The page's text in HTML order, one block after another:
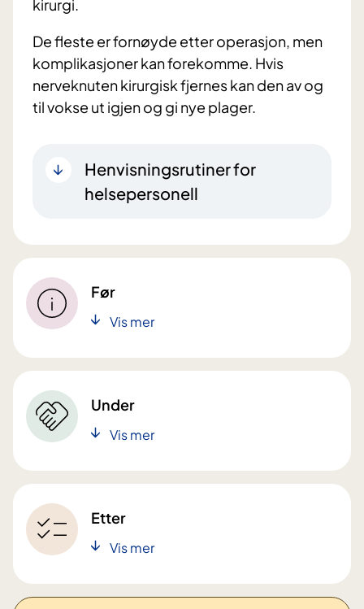
kirurgi.
De fleste er fornøyde etter operasjon, men
komplikasjoner kan forekomme. Hvis
nerveknuten kirurgisk fjernes kan den av og
til vokse ut igjen og gi nye plager.
Henvisningsrutiner for
helsepersonell
Før
Vis mer
Under
Vis mer
Etter
Vis mer